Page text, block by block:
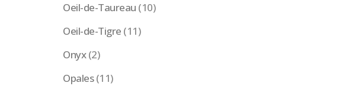
Oeil-de-Taureau (10)
Oeil-de-Tigre (11)
Onyx (2)
Opales (11)